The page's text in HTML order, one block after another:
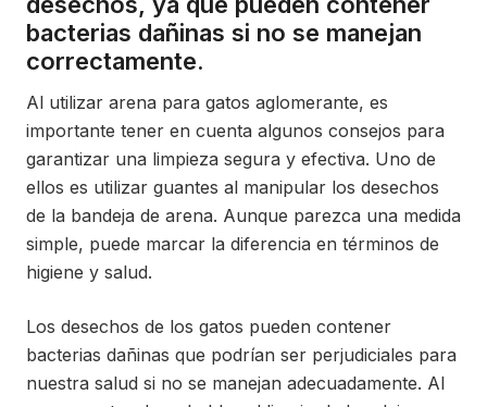
bacterias dañinas si no se manejan
correctamente.
Al utilizar arena para gatos aglomerante, es
importante tener en cuenta algunos consejos para
garantizar una limpieza segura y efectiva. Uno de
ellos es utilizar guantes al manipular los desechos
de la bandeja de arena. Aunque parezca una medida
simple, puede marcar la diferencia en términos de
higiene y salud.
Los desechos de los gatos pueden contener
bacterias dañinas que podrían ser perjudiciales para
nuestra salud si no se manejan adecuadamente. Al